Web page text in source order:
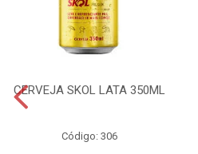
CERVEJA SKOL LATA 350ML
Código: 306